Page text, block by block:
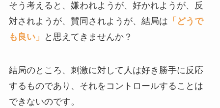
そう考えると、嫌われようが、好かれようが、反
対されようが、賛同されようが、結局は 「どうで
も良い」
と思えてきませんか？
結局のところ、刺激に対して人は好き勝手に反応
するものであり、それをコントロールすることは
できないのです。